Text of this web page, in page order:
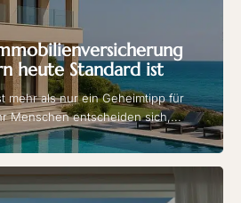
heute Standard ist
mehr als nur ein Geheimtipp für
Menschen entscheiden sich,...